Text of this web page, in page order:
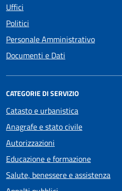
Uffici
Politici
Personale Amministrativo
Documenti e Dati
CATEGORIE DI SERVIZIO
Catasto e urbanistica
Anagrafe e stato civile
Autorizzazioni
Educazione e formazione
Salute, benessere e assistenza